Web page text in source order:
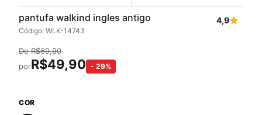
pantufa walkind ingles antigo
Código: WLK-14743
4,9
DeR$69,90
porR$49,90 - 29%
COR